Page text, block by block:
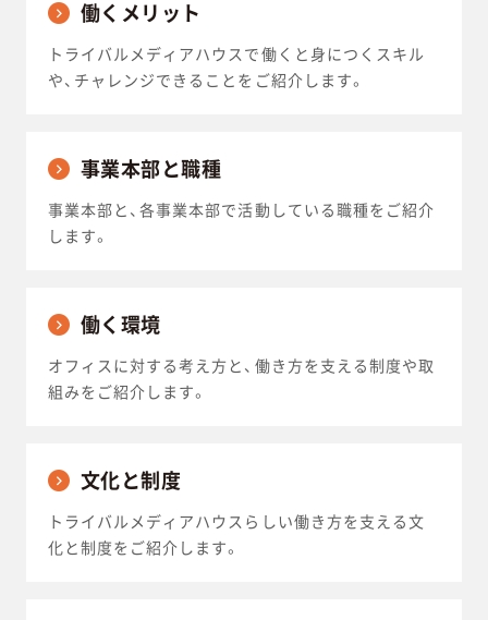
働くメリット
トライバルメディアハウスで働くと身につくスキル
や、チャレンジできることをご紹介します。
事業本部と職種
事業本部と、各事業本部で活動している職種をご紹介
します。
働く環境
オフィスに対する考え方と、働き方を支える制度や取
組みをご紹介します。
文化と制度
トライバルメディアハウスらしい働き方を支える文
化と制度をご紹介します。